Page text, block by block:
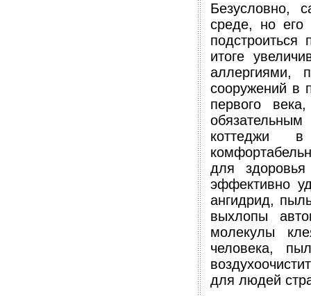
Безусловно,
среде, но его
итоге
аллергиями,
сооружений в
первого
коттеджи
для
эффективно
ангидрид,
выхлопы
молекулы
человека,
для людей